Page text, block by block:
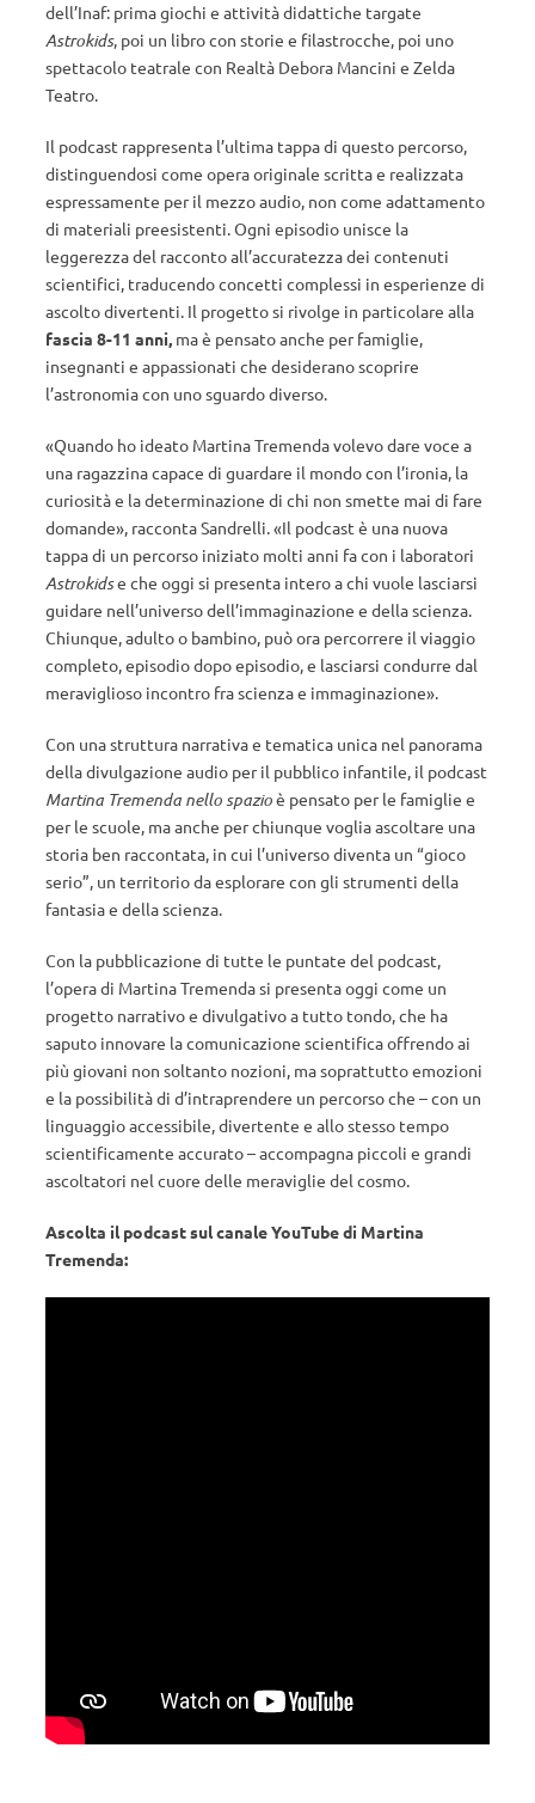
dell’Inaf: prima giochi e attività didattiche targate
Astrokids, poi un libro con storie e filastrocche, poi uno
spettacolo teatrale con Realtà Debora Mancini e Zelda
Teatro.
Il podcast rappresenta l’ultima tappa di questo percorso,
distinguendosi come opera originale scritta e realizzata
espressamente per il mezzo audio, non come adattamento
di materiali preesistenti. Ogni episodio unisce la
leggerezza del racconto all’accuratezza dei contenuti
scientifici, traducendo concetti complessi in esperienze di
ascolto divertenti. Il progetto si rivolge in particolare alla
fascia 8-11 anni, ma è pensato anche per famiglie,
insegnanti e appassionati che desiderano scoprire
l’astronomia con uno sguardo diverso.
«Quando ho ideato Martina Tremenda volevo dare voce a
una ragazzina capace di guardare il mondo con l’ironia, la
curiosità e la determinazione di chi non smette mai di fare
domande», racconta Sandrelli. «Il podcast è una nuova
tappa di un percorso iniziato molti anni fa con i laboratori
Astrokidse che oggi si presenta intero a chi vuole lasciarsi
guidare nell’universo dell’immaginazione e della scienza.
Chiunque, adulto o bambino, può ora percorrere il viaggio
completo, episodio dopo episodio, e lasciarsi condurre dal
meraviglioso incontro fra scienza e immaginazione».
Con una struttura narrativa e tematica unica nel panorama
della divulgazione audio per il pubblico infantile, il podcast
Martina Tremenda nello spazioè pensato per le famiglie e
per le scuole, ma anche per chiunque voglia ascoltare una
storia ben raccontata, in cui l’universo diventa un “gioco
serio”, un territorio da esplorare con gli strumenti della
fantasia e della scienza.
Con la pubblicazione di tutte le puntate del podcast,
l’opera di Martina Tremenda si presenta oggi come un
progetto narrativo e divulgativo a tutto tondo, che ha
saputo innovare la comunicazione scientifica offrendo ai
più giovani non soltanto nozioni, ma soprattutto emozioni
e la possibilità di d’intraprendere un percorso che – con un
linguaggio accessibile, divertente e allo stesso tempo
scientificamente accurato – accompagna piccoli e grandi
ascoltatori nel cuore delle meraviglie del cosmo.
Ascolta il podcast sul canale YouTube di Martina
Tremenda: